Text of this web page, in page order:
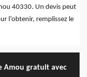
40330. Un devis peut
l’obtenir, remplissez le
Amou gratuit avec